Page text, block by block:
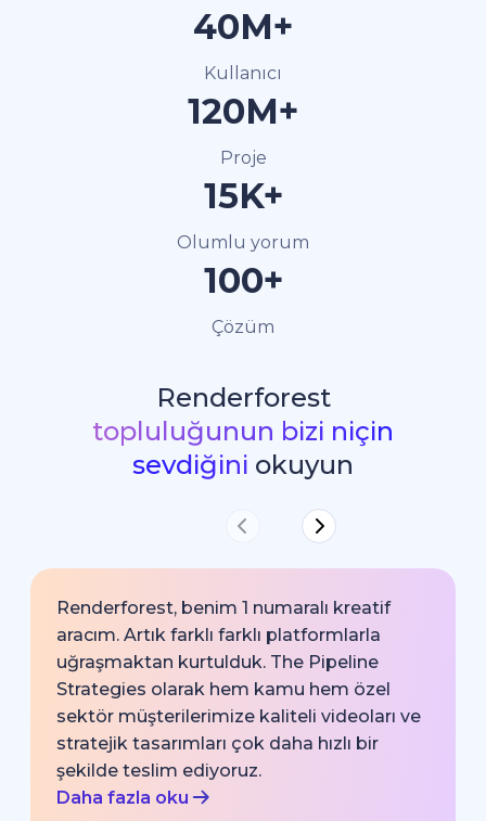
40M+
Kullanıcı
120M+
Proje
15K+
Olumlu yorum
100+
Çözüm
Renderforest
topluluğunun bizi niçin
sevdiğini okuyun
Renderforest, benim 1 numaralı kreatif
aracım. Artık farklı farklı platformlarla
uğraşmaktan kurtulduk. The Pipeline
Strategies olarak hem kamu hem özel
sektör müşterilerimize kaliteli videoları ve
stratejik tasarımları çok daha hızlı bir
şekilde teslim ediyoruz.
Daha fazla oku